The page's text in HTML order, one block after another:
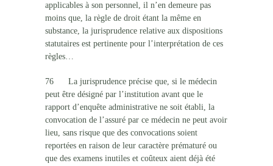
applicables à son personnel, il n’en demeure pas
moins que, la règle de droit étant la même en
substance, la jurisprudence relative aux dispositions
statutaires est pertinente pour l’interprétation de ces
règles…
76 La jurisprudence précise que, si le médecin
peut être désigné par l’institution avant que le
rapport d’enquête administrative ne soit établi, la
convocation de l’assuré par ce médecin ne peut avoir
lieu, sans risque que des convocations soient
reportées en raison de leur caractère prématuré ou
que des examens inutiles et coûteux aient déjà été